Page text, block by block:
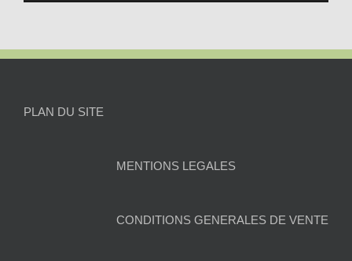
PLAN DU SITE
MENTIONS LEGALES
CONDITIONS GENERALES DE VENTE